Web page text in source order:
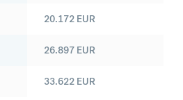
20.172 EUR
26.897 EUR
33.622 EUR